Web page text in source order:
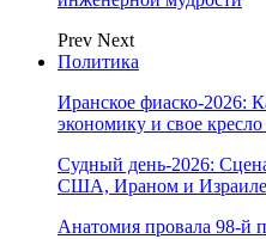
Prev Next
Политика
Иранское фиаско-2026:
экономику и свое кресло
Судный день-2026:
США, Ираном и
Анатомия провала 98-й